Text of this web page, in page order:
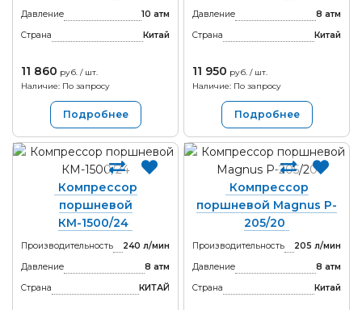
Давление
10 атм
Страна
Китай
11 860 руб. / шт.
Наличие: По запросу
Подробнее
Давление
8 атм
Страна
Китай
11 950 руб. / шт.
Наличие: По запросу
Подробнее
Компрессор
поршневой
КМ-1500/24
Производительность
240 л/мин
Давление
8 атм
Страна
КИТАЙ
Компрессор
поршневой Magnus P-
205/20
Производительность
205 л/мин
Давление
8 атм
Страна
Китай